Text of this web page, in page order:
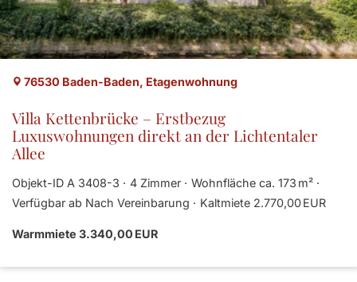
76530 Baden-Baden, Etagenwohnung
Villa Kettenbrücke – Erstbezug
Luxuswohnungen direkt an der Lichtentaler
Allee
Objekt-ID A 3408-3 4 Zimmer
Wohnfläche ca. 173 m²
Verfügbar ab Nach Vereinbarung
Kaltmiete 2.770,00 EUR
Warmmiete 3.340,00 EUR